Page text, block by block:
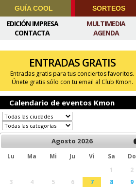
GUÍA COOL SORTEOS
MULTIMEDIA
AGENDA
EDICIÓN IMPRESA
CONTACTA
ENTRADAS GRATIS
Entradas gratis para tus conciertos favoritos.
Únete gratis sólo con tu email al Club Kmon.
Calendario de eventos Kmon
Agosto 2026
Lu Ma Mi Ju Vi Sa
Do
1
2
3
4 5 6 7 8
9